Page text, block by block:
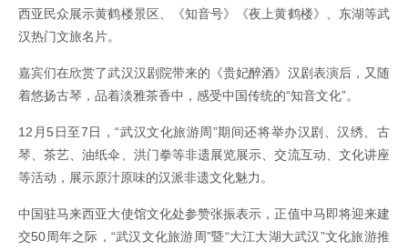
西亚民众展示黄鹤楼景区、《知音号》《夜上黄鹤楼》、东湖等武
汉热门文旅名片。
嘉宾们在欣赏了武汉汉剧院带来的《贵妃醉酒》汉剧表演后，又随
着悠扬古琴，品着淡雅茶香中，感受中国传统的“知音文化”。
12月5日至7日，“武汉文化旅游周”期间还将举办汉剧、汉绣、古
琴、茶艺、油纸伞、洪门拳等非遗展览展示、交流互动、文化讲座
等活动，展示原汁原味的汉派非遗文化魅力。
中国驻马来西亚大使馆文化处参赞张振表示，正值中马即将迎来建
交50周年之际，“武汉文化旅游周”暨“大江大湖大武汉”文化旅游推